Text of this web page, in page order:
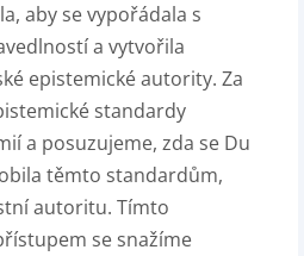
aby se vypořádala s
a vytvořila
epistemické autority. Za
standardy
a posuzujeme, zda se Du
těmto standardům,
autoritu. Tímto
se snažíme